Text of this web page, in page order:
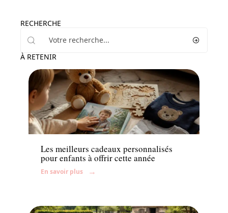
RECHERCHE
À RETENIR
Enfant
Les meilleurs cadeaux personnalisés
pour enfants à offrir cette année
En savoir plus